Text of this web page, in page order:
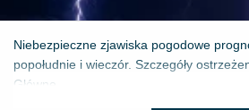
Niebezpieczne zjawiska pogodowe
popołudnie i wieczór. Szczegóły
Główne ...